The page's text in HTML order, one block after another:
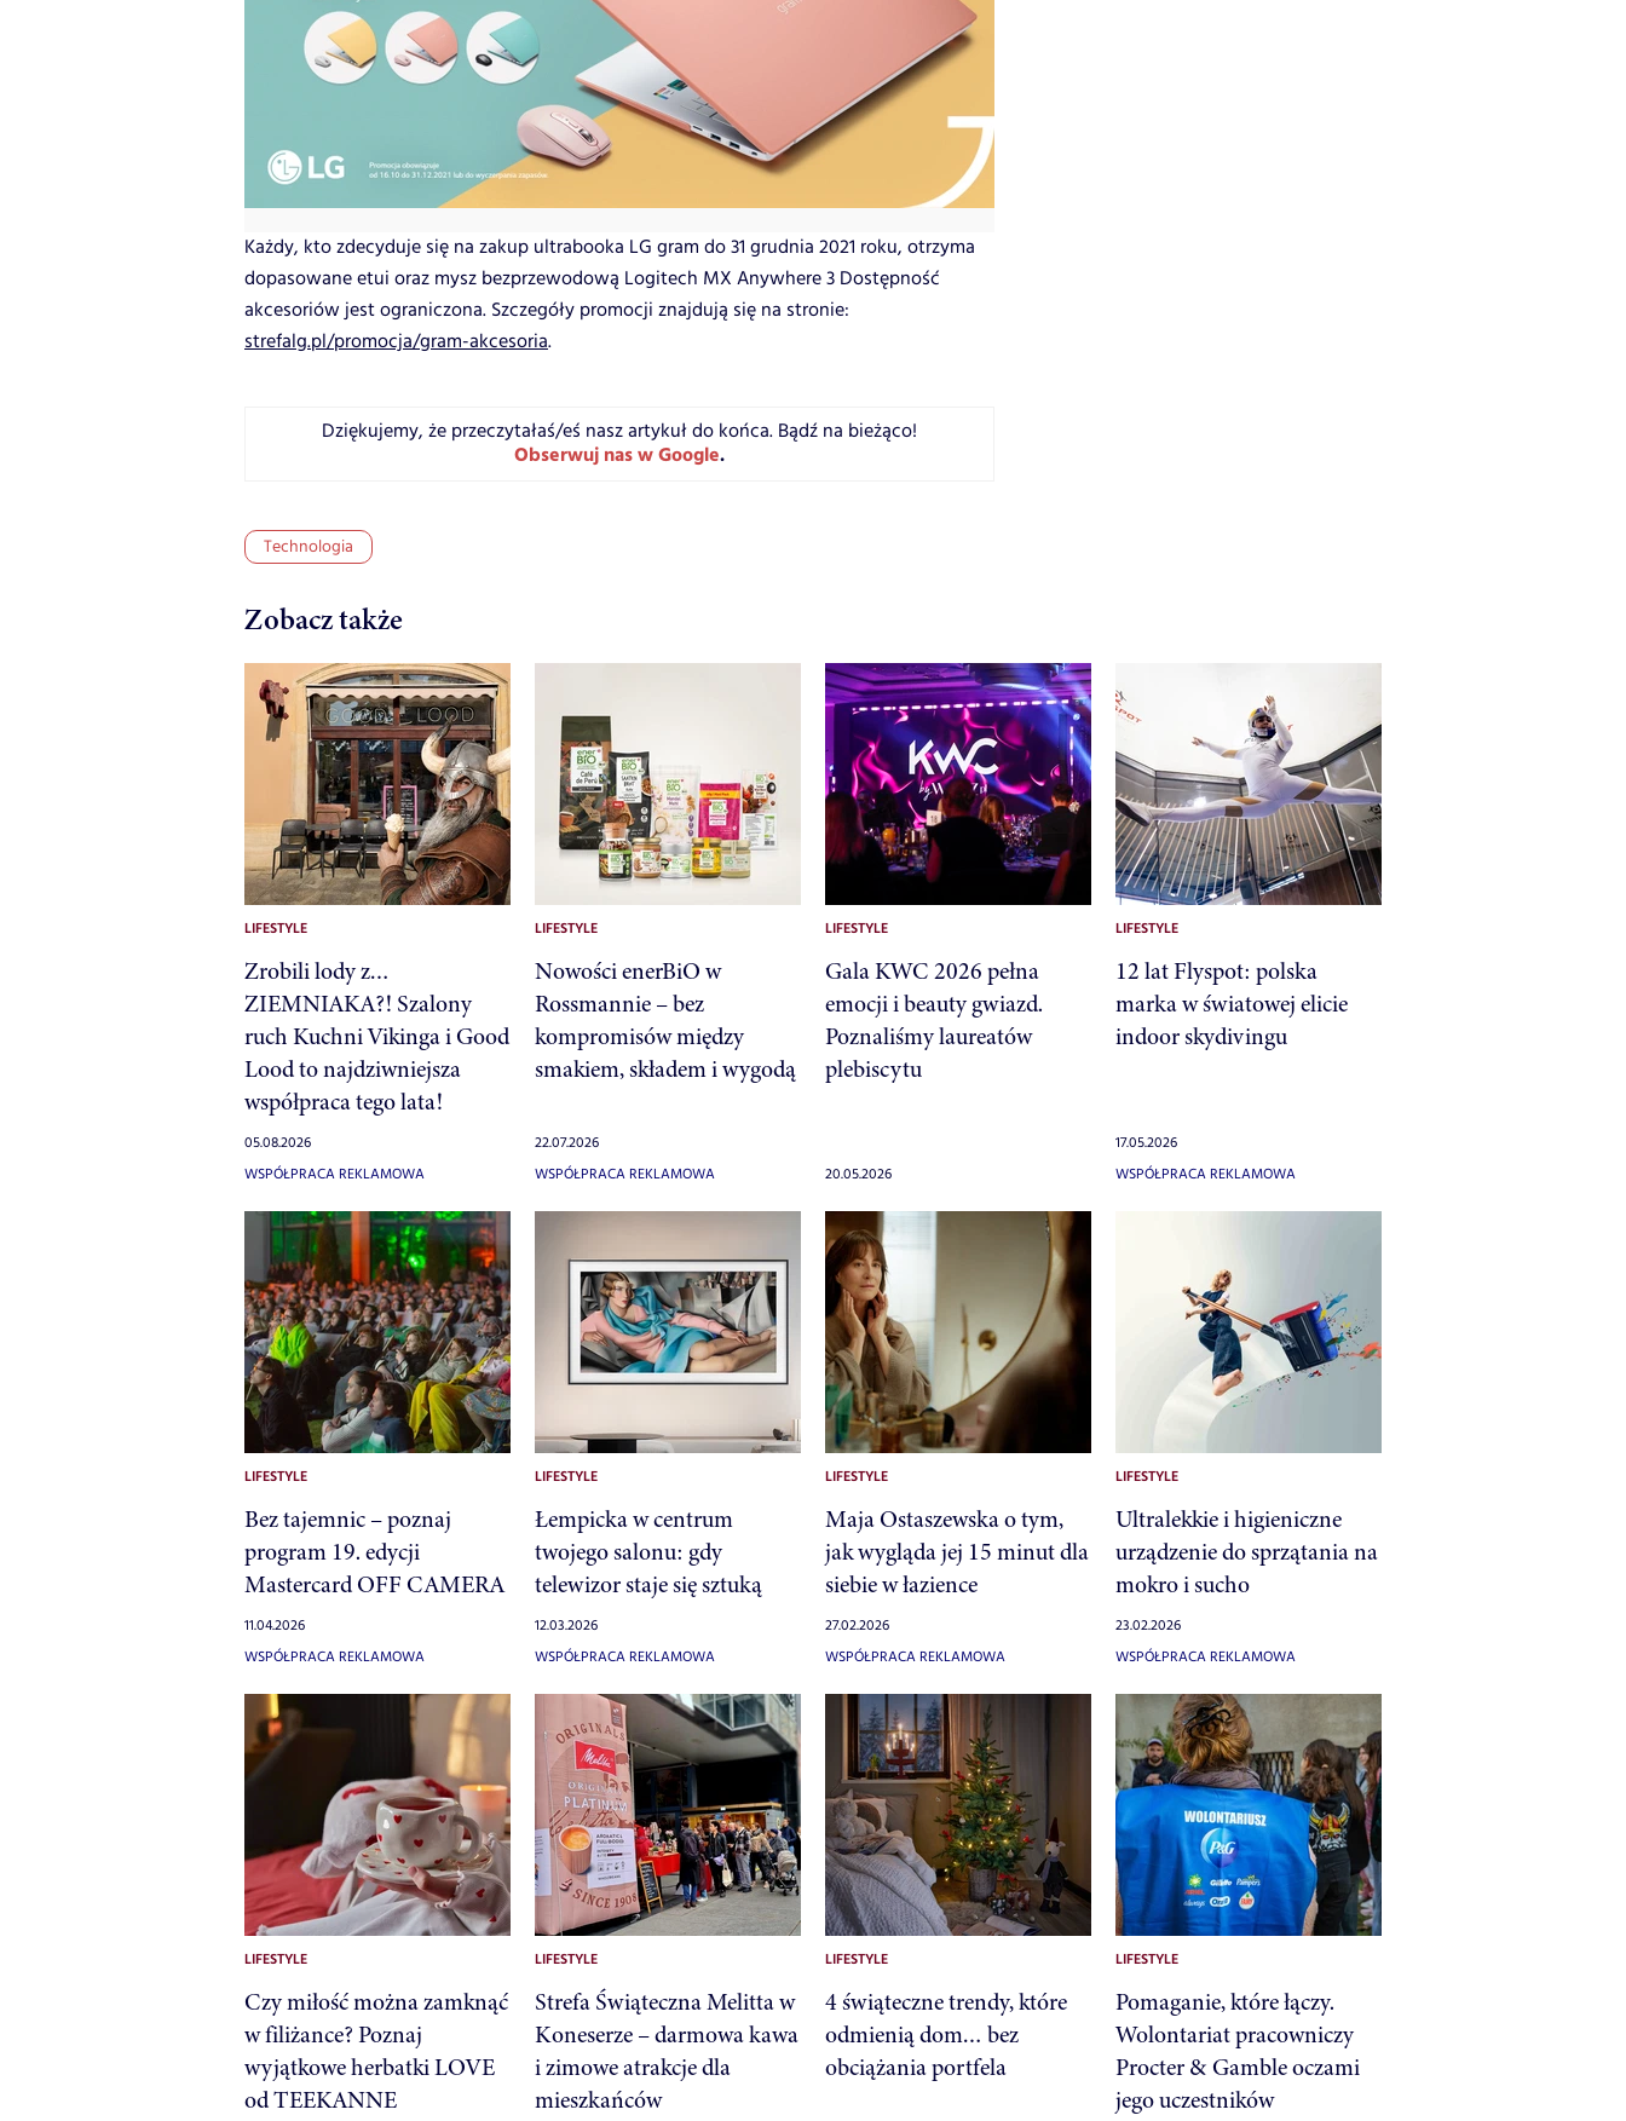
Każdy, kto zdecyduje się na zakup ultrabooka LG gram do 31 grudnia 2021 roku, otrzyma
dopasowane etui oraz mysz bezprzewodową Logitech MX Anywhere 3 Dostępność
akcesoriów jest ograniczona. Szczegóły promocji znajdują się na stronie:
strefalg.pl/promocja/gram-akcesoria.
Dziękujemy, że przeczytałaś/eś nasz artykuł do końca. Bądź na bieżąco!
Obserwuj nas w Google.
Technologia
Zobacz także
LIFESTYLE
Zrobili lody z…
ZIEMNIAKA?! Szalony
ruch Kuchni Vikinga i Good
Lood to najdziwniejsza
współpraca tego lata!
05.08.2026
WSPÓŁPRACA REKLAMOWA
LIFESTYLE
Nowości enerBiO w
Rossmannie – bez
kompromisów między
smakiem, składem i wygodą
22.07.2026
WSPÓŁPRACA REKLAMOWA
LIFESTYLE
Gala KWC 2026 pełna
emocji i beauty gwiazd.
Poznaliśmy laureatów
plebiscytu
20.05.2026
LIFESTYLE
12 lat Flyspot: polska
marka w światowej elicie
indoor skydivingu
17.05.2026
WSPÓŁPRACA REKLAMOWA
LIFESTYLE
Bez tajemnic – poznaj
program 19. edycji
Mastercard OFF CAMERA
11.04.2026
WSPÓŁPRACA REKLAMOWA
LIFESTYLE
Łempicka w centrum
twojego salonu: gdy
telewizor staje się sztuką
12.03.2026
WSPÓŁPRACA REKLAMOWA
LIFESTYLE
Maja Ostaszewska o tym,
jak wygląda jej 15 minut dla
siebie w łazience
27.02.2026
WSPÓŁPRACA REKLAMOWA
LIFESTYLE
Ultralekkie i higieniczne
urządzenie do sprzątania na
mokro i sucho
23.02.2026
WSPÓŁPRACA REKLAMOWA
LIFESTYLE
Czy miłość można zamknąć
w filiżance? Poznaj
wyjątkowe herbatki LOVE
od TEEKANNE
LIFESTYLE
Strefa Świąteczna Melitta w
Koneserze – darmowa kawa
i zimowe atrakcje dla
mieszkańców
LIFESTYLE
4 świąteczne trendy, które
odmienią dom… bez
obciążania portfela
LIFESTYLE
Pomaganie, które łączy.
Wolontariat pracowniczy
Procter & Gamble oczami
jego uczestników